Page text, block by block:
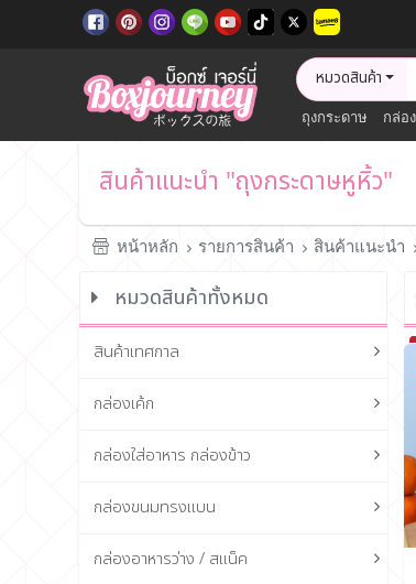
หมวดสินค้า
ถุงกระดาษ กล่อ
สินค้าแนะนำ "ถุงกระดาษหูหิ้ว"
หน้าหลัก รายการสินค้า สินค้าแนะนำ
หมวดสินค้าทั้งหมด
สินค้าเทศกาล
กล่องเค้ก
กล่องใส่อาหาร กล่องข้าว
กล่องขนมทรงแบน
กล่องอาหารว่าง / สแน็ค